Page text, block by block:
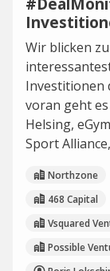
Wir blicken
Investitionen
voran geht
Helsing,
Sport
Northzone
468 Capital
Vsquared
Possible